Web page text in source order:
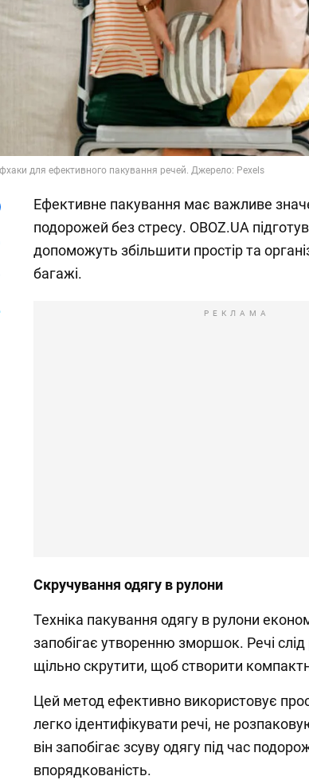
для ефективного пакування речей. Джерело: Pexels
Ефективне пакування має важливе
подорожей без стресу. OBOZ.UA
допоможуть збільшити простір та
багажі.
РЕКЛАМА
Скручування одягу в рулони
Техніка пакування одягу в рулони
запобігає утворенню зморшок. Речі слід
щільно скрутити, щоб створити
Цей метод ефективно використовує
легко ідентифікувати речі, не
він запобігає зсуву одягу під час
впорядкованість.